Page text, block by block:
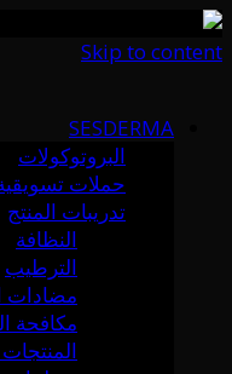
Skip to content
SESDERMA
البروتوكولات
حملات
تدريبات المنتج
النظافة
الترطيب
مضادات
مكافحة